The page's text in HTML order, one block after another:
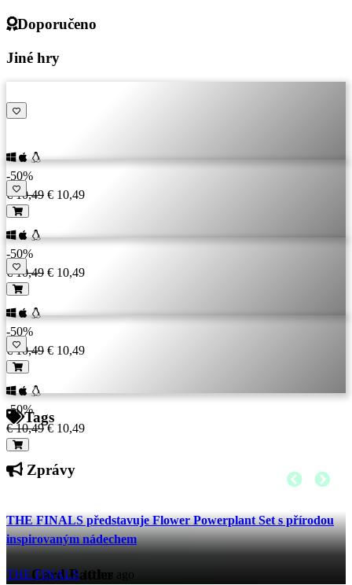
Doporučeno
Jiné hry
-50%
€ 10,49 € 10,49
-50%
€ 10,49 € 10,49
-50%
€ 10,49 € 10,49
-50%
€ 10,49 € 10,49
Tags
Zprávy
THE FINALS představuje Flower Powerplant Set s přírodou
inspirovaným nádechem
THE FINALS 10 hrs ago
Card Battler